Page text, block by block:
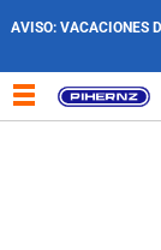
AVISO: VACACIONES